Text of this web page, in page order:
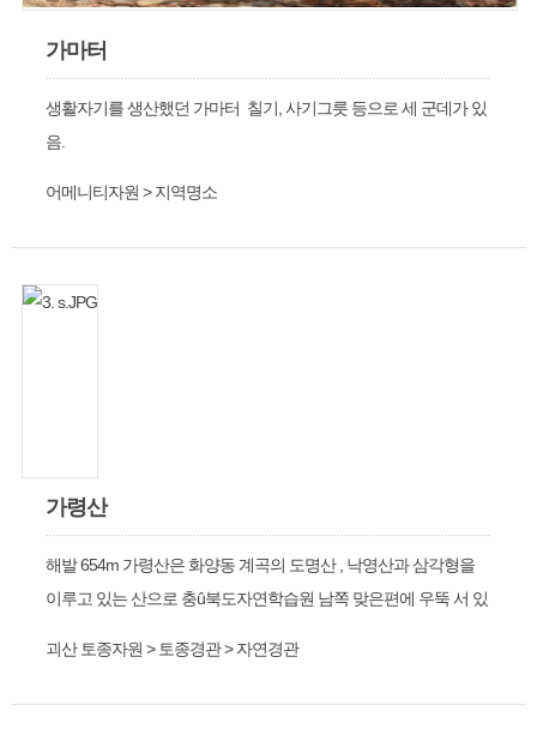
가마터
생활자기를 생산했던 가마터 칠기, 사기그릇 등으로 세 군데가 있
음.
어메니티자원 > 지역명소
가령산
해발 654m 가령산은 화양동 계곡의 도명산 , 낙영산과 삼각형을
이루고 있는 산으로 충û북도자연학습원 남쪽 맞은편에 우뚝 서 있
괴산 토종자원 > 토종경관 > 자연경관